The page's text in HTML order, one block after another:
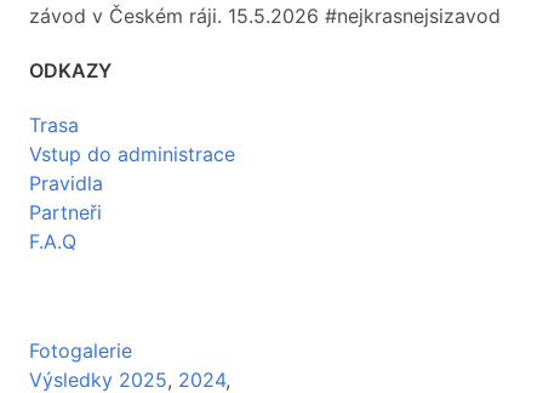
závod v Českém ráji. 15.5.2026 #nejkrasnejsizavod
ODKAZY
Trasa
Vstup do administrace
Pravidla
Partneři
F.A.Q
Fotogalerie
Výsledky 2025, 2024,